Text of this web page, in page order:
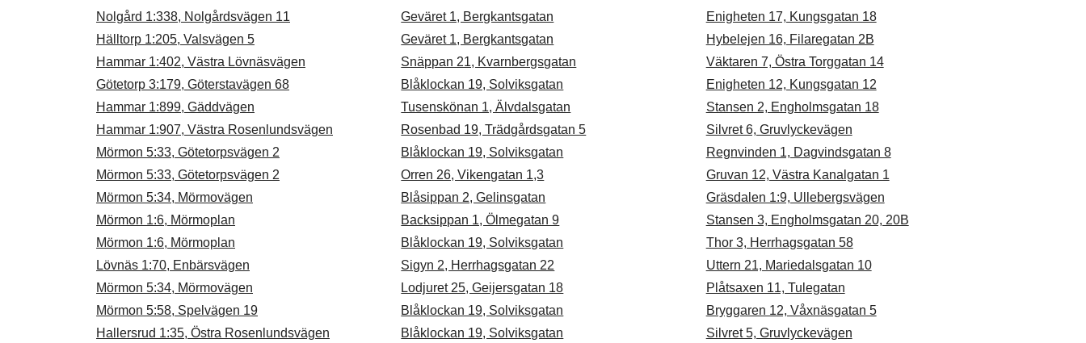
Nolgård 1:338, Nolgårdsvägen 11
Hälltorp 1:205, Valsvägen 5
Hammar 1:402, Västra Lövnäsvägen
Götetorp 3:179, Göterstavägen 68
Hammar 1:899, Gäddvägen
Hammar 1:907, Västra Rosenlundsvägen
Mörmon 5:33, Götetorpsvägen 2
Mörmon 5:33, Götetorpsvägen 2
Mörmon 5:34, Mörmovägen
Mörmon 1:6, Mörmoplan
Mörmon 1:6, Mörmoplan
Lövnäs 1:70, Enbärsvägen
Mörmon 5:34, Mörmovägen
Mörmon 5:58, Spelvägen 19
Hallersrud 1:35, Östra Rosenlundsvägen
Geväret 1, Bergkantsgatan
Geväret 1, Bergkantsgatan
Snäppan 21, Kvarnbergsgatan
Blåklockan 19, Solviksgatan
Tusenskönan 1, Älvdalsgatan
Rosenbad 19, Trädgårdsgatan 5
Blåklockan 19, Solviksgatan
Orren 26, Vikengatan 1,3
Blåsippan 2, Gelinsgatan
Backsippan 1, Ölmegatan 9
Blåklockan 19, Solviksgatan
Sigyn 2, Herrhagsgatan 22
Lodjuret 25, Geijersgatan 18
Blåklockan 19, Solviksgatan
Blåklockan 19, Solviksgatan
Enigheten 17, Kungsgatan 18
Hybelejen 16, Filaregatan 2B
Väktaren 7, Östra Torggatan 14
Enigheten 12, Kungsgatan 12
Stansen 2, Engholmsgatan 18
Silvret 6, Gruvlyckevägen
Regnvinden 1, Dagvindsgatan 8
Gruvan 12, Västra Kanalgatan 1
Gräsdalen 1:9, Ullebergsvägen
Stansen 3, Engholmsgatan 20, 20B
Thor 3, Herrhagsgatan 58
Uttern 21, Mariedalsgatan 10
Plåtsaxen 11, Tulegatan
Bryggaren 12, Våxnäsgatan 5
Silvret 5, Gruvlyckevägen